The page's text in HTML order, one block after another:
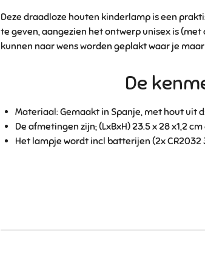
Deze draadloze houten kinderlamp is een
te geven, aangezien het ontwerp unisex is
kunnen naar wens worden geplakt waar je
De
Materiaal:Gemaakt in Spanje, met hout uit
De afmetingen zijn; (LxBxH) 23.5 x 28 x1,2 cm
Het lampje wordt incl batterijen (2x CR2032